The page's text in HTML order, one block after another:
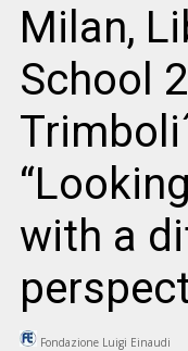
Milan,
School
with a
Fondazione Luigi Einaudi